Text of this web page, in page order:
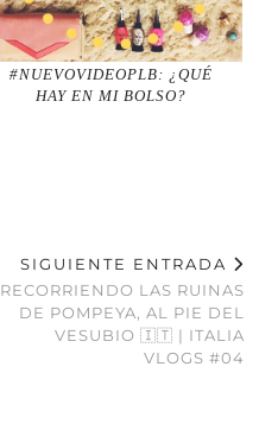
#NUEVOVIDEOPLB: ¿QUÉ
HAY EN MI BOLSO?
SIGUIENTE ENTRADA
RECORRIENDO LAS RUINAS
DE POMPEYA, AL PIE DEL
VESUBIO 🇮🇹 | ITALIA
VLOGS #04